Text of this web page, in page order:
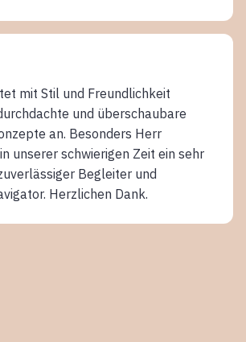
mit Stil und Freundlichkeit
und überschaubare
an. Besonders Herr
unserer schwierigen Zeit ein sehr
Begleiter und
Herzlichen Dank.